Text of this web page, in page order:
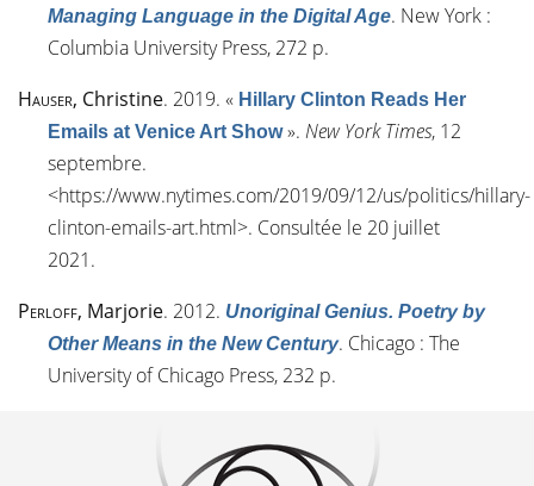
Managing Language in the Digital Age. New York :
Columbia University Press, 272 p.
Hauser, Christine. 2019. « Hillary Clinton Reads Her
Emails at Venice Art Show». New York Times, 12
septembre.
<https://www.nytimes.com/2019/09/12/us/politics/hillary-
clinton-emails-art.html>. Consultée le 20 juillet
2021.
Perloff, Marjorie. 2012. Unoriginal Genius. Poetry by
Other Means in the New Century. Chicago : The
University of Chicago Press, 232 p.